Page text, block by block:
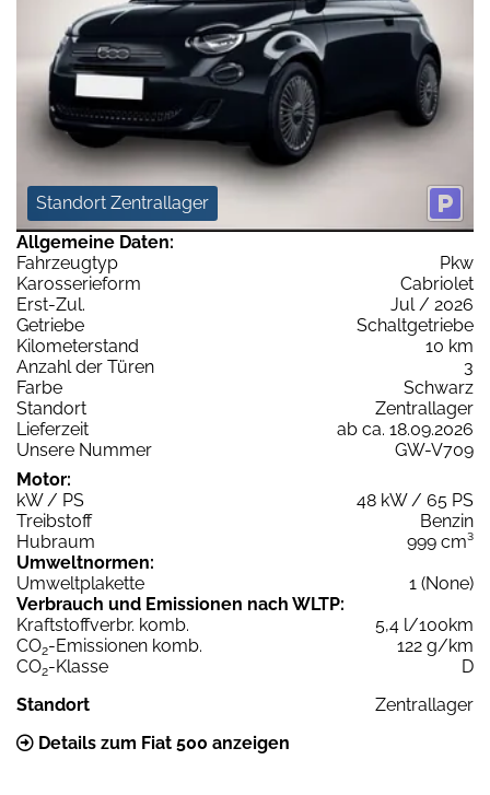
Standort Zentrallager
Allgemeine Daten:
Fahrzeugtyp
Pkw
Karosserieform
Cabriolet
Erst-Zul.
Jul / 2026
Getriebe
Schaltgetriebe
Kilometerstand
10 km
Anzahl der Türen
3
Farbe
Schwarz
Standort
Zentrallager
Lieferzeit
ab ca. 18.09.2026
Unsere Nummer
GW-V709
Motor:
kW / PS
48 kW / 65 PS
Treibstoff
Benzin
Hubraum
999 cm³
Umweltnormen:
Umweltplakette
1 (None)
Verbrauch und Emissionen nach WLTP:
Kraftstoffverbr. komb.
5,4 l/100km
CO2-Emissionen komb.
122 g/km
CO2-Klasse
D
Standort
Zentrallager
Details zum Fiat 500 anzeigen